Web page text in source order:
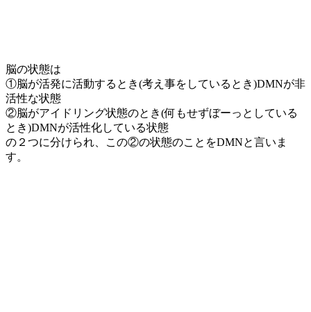
脳の状態は
①脳が活発に活動するとき(考え事をしているとき)DMNが非
活性な状態
②脳がアイドリング状態のとき(何もせずぼーっとしている
とき)DMNが活性化している状態
の２つに分けられ、この②の状態のことをDMNと言いま
す。